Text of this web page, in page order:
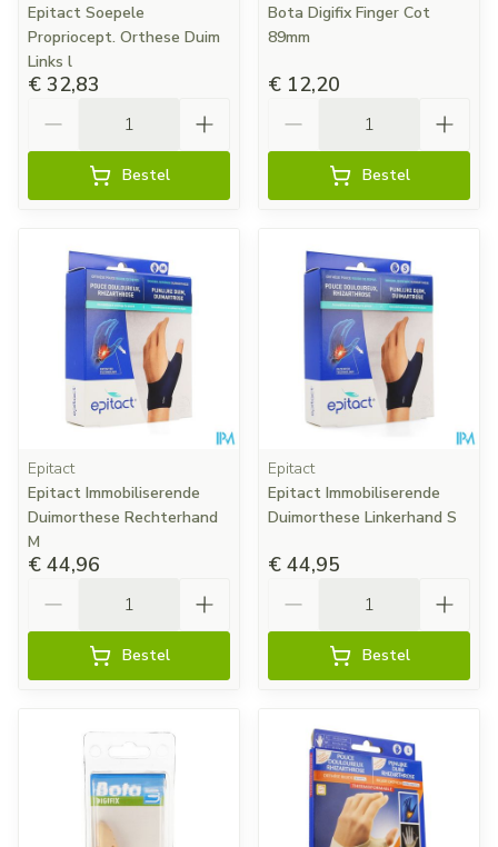
Epitact Soepele
Propriocept. Orthese Duim
Links l
€ 32,83
Bestel
Bota Digifix Finger Cot
89mm
€ 12,20
Bestel
Epitact
Epitact Immobiliserende
Duimorthese Rechterhand
M
€ 44,96
Bestel
Epitact
Epitact Immobiliserende
Duimorthese Linkerhand S
€ 44,95
Bestel